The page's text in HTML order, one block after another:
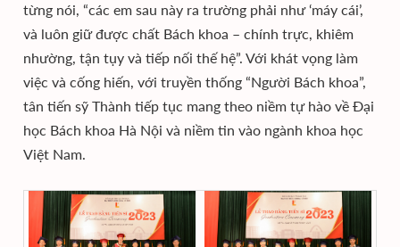
từng nói, “các em sau này ra trường phải như ‘máy cái’,
và luôn giữ được chất Bách khoa – chính trực, khiêm
nhường, tận tụy và tiếp nối thế hệ”. Với khát vọng làm
việc và cống hiến, với truyền thống “Người Bách khoa”,
tân tiến sỹ Thành tiếp tục mang theo niềm tự hào về Đại
học Bách khoa Hà Nội và niềm tin vào ngành khoa học
Việt Nam.